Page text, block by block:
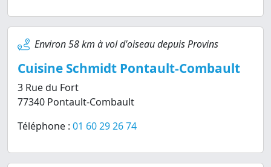
Environ 58 km à vol d'oiseau depuis Provins
Cuisine Schmidt Pontault-Combault
3 Rue du Fort
77340 Pontault-Combault
Téléphone : 01 60 29 26 74